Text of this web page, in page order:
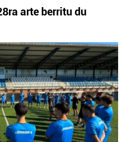
arte berritu du